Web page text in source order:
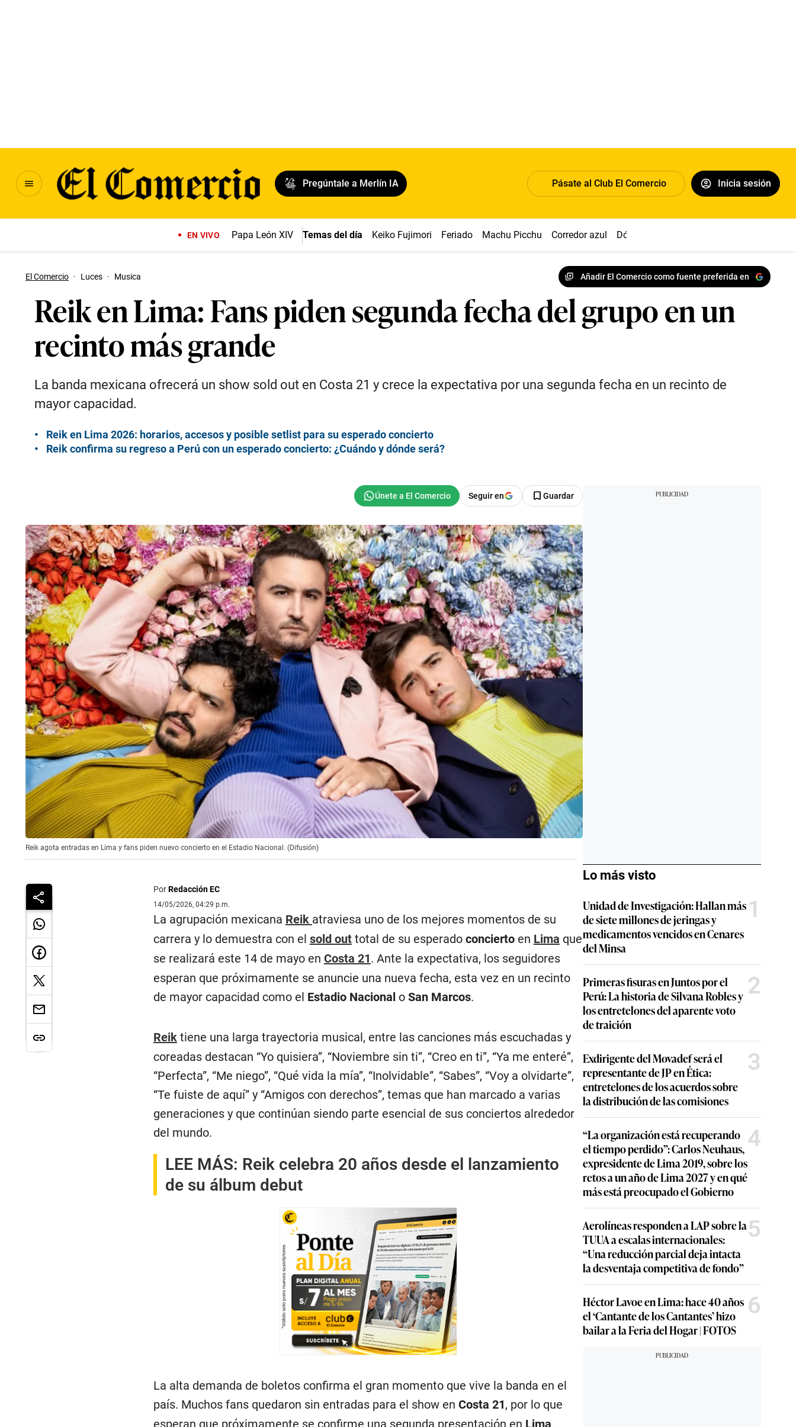
Pregúntale a Merlín IA Pásate al Club El Comercio Inicia sesión
EN VIVO Papa León XIV Temas del día Keiko Fujimori Feriado Machu Picchu Corredor azul Dólar
El Comercio · Luces · Musica Añadir El Comercio como fuente preferida en
Reik en Lima: Fans piden segunda fecha del grupo en un
recinto más grande
La banda mexicana ofrecerá un show sold out en Costa 21 y crece la expectativa por una segunda fecha en un recinto de
mayor capacidad.
Reik en Lima 2026: horarios, accesos y posible setlist para su esperado concierto
Reik confirma su regreso a Perú con un esperado concierto: ¿Cuándo y dónde será?
Seguir en Guardar
Reik agota entradas en Lima y fans piden nuevo concierto en el Estadio Nacional. (Difusión)
PorRedacción EC
14/05/2026, 04:29 p.m.
La agrupación mexicana Reik atraviesa uno de los mejores momentos de su
carrera y lo demuestra con el sold outtotal de su esperado conciertoen Lima que
se realizará este 14 de mayo en Costa 21. Ante la expectativa, los seguidores
esperan que próximamente se anuncie una nueva fecha, esta vez en un recinto
de mayor capacidad como el Estadio Nacional oSan Marcos.
Reiktiene una larga trayectoria musical, entre las canciones más escuchadas y
coreadas destacan “Yo quisiera”, “Noviembre sin ti”, “Creo en ti”, “Ya me enteré”,
“Perfecta”, “Me niego”, “Qué vida la mía”, “Inolvidable”, “Sabes”, “Voy a olvidarte”,
“Te fuiste de aquí” y “Amigos con derechos”, temas que han marcado a varias
generaciones y que continúan siendo parte esencial de sus conciertos alrededor
del mundo.
LEE MÁS: Reik celebra 20 años desde el lanzamiento
de su álbum debut
La alta demanda de boletos confirma el gran momento que vive la banda en el
país. Muchos fans quedaron sin entradas para el show en Costa 21, por lo que
esperan que próximamente se confirme una segunda presentación en Lima.
Lo más visto
Unidad de Investigación: Hallan más
de siete millones de jeringas y
medicamentos vencidos en Cenares
del Minsa
1
Primeras fisuras en Juntos por el
Perú: La historia de Silvana Robles y
los entretelones del aparente voto
de traición
2
Exdirigente del Movadef será el
representante de JP en Ética:
entretelones de los acuerdos sobre
la distribución de las comisiones
3
“La organización está recuperando
el tiempo perdido”: Carlos Neuhaus,
expresidente de Lima 2019, sobre los
retos a un año de Lima 2027 y en qué
más está preocupado el Gobierno
4
Aerolíneas responden a LAP sobre la
TUUA a escalas internacionales:
“Una reducción parcial deja intacta
la desventaja competitiva de fondo”
5
Héctor Lavoe en Lima: hace 40 años
el ‘Cantante de los Cantantes’ hizo
bailar a la Feria del Hogar | FOTOS
6